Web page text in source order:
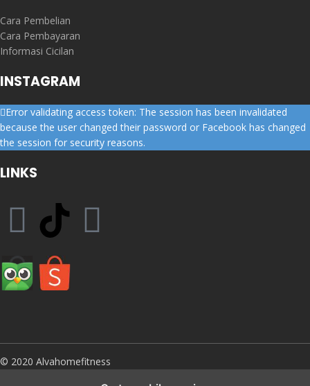
Cara Pembelian
Cara Pembayaran
Informasi Cicilan
INSTAGRAM
Error validating access token: The session has been invalidated
because the user changed their password or Facebook has changed
the session for security reasons.
LINKS
© 2020 Alvahomefitness